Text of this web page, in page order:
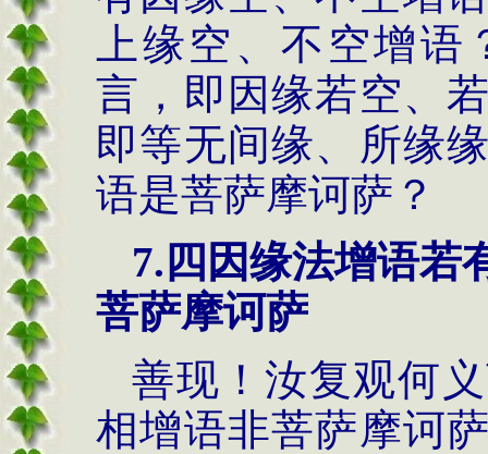
上缘空、不空增
言，即因缘若空、
即等无间缘、所缘
语是菩萨摩诃萨？
7. 四因缘法增语若
菩萨摩诃萨
善现！汝复观何
相增语非菩萨摩诃